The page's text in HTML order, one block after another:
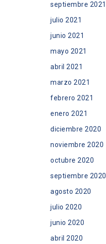
septiembre 2021
julio 2021
junio 2021
mayo 2021
abril 2021
marzo 2021
febrero 2021
enero 2021
diciembre 2020
noviembre 2020
octubre 2020
septiembre 2020
agosto 2020
julio 2020
junio 2020
abril 2020